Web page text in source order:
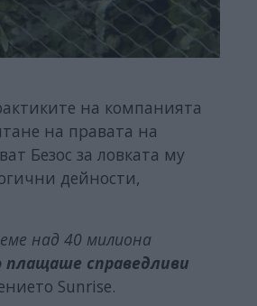
на компанията
на правата на
Безос за ловката му
дейности,
над 40 милиона
плащаше справедливи
Sunrise.